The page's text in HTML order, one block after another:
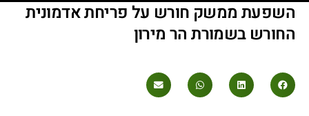
השפעת ממשק חורש על פריחת אדמונית
החורש בשמורת הר מירון